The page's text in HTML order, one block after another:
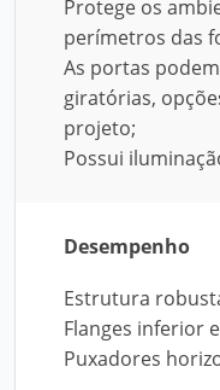
Protege os
perímetros das
As portas
giratórias,
projeto;
Possui
Desempenho
Estrutura
Flanges inferior
Puxadores